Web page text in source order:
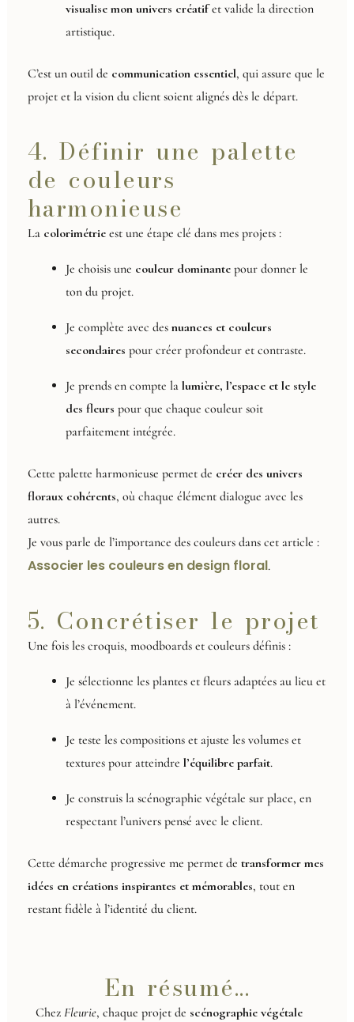
visualise mon univers créatifet valide la direction
artistique.
C’est un outil de communication essentiel, qui assure que le
projet et la vision du client soient alignés dès le départ.
4. Définir une palette
de couleurs
harmonieuse
La colorimétrieest une étape clé dans mes projets :
Je choisis une couleur dominantepour donner le
ton du projet.
Je complète avec des nuances et couleurs
secondaires pour créer profondeur et contraste.
Je prends en compte la lumière, l’espace et le style
des fleurs pour que chaque couleur soit
parfaitement intégrée.
Cette palette harmonieuse permet de créer des univers
floraux cohérents, où chaque élément dialogue avec les
autres.
Je vous parle de l’importance des couleurs dans cet article :
Associer les couleurs en design floral.
5. Concrétiser le projet
Une fois les croquis, moodboards et couleurs définis :
Je sélectionne les plantes et fleurs adaptées au lieu et
à l’événement.
Je teste les compositions et ajuste les volumes et
textures pour atteindre l’équilibre parfait.
Je construis la scénographie végétale sur place, en
respectant l’univers pensé avec le client.
Cette démarche progressive me permet de transformer mes
idées en créations inspirantes et mémorables, tout en
restant fidèle à l’identité du client.
En résumé...
Chez Fleurie, chaque projet de scénographie végétale